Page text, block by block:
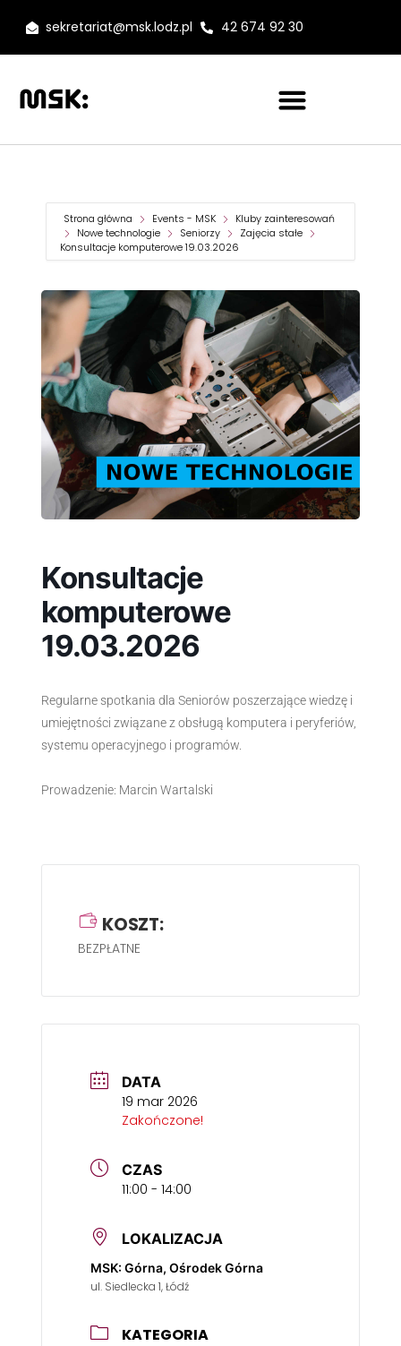
sekretariat@msk.lodz.pl 42 674 92 30
Strona główna Events - MSK
Kluby zainteresowań
Nowe technologie
Seniorzy
Zajęcia stałe
Konsultacje komputerowe 19.03.2026
Konsultacje
komputerowe
19.03.2026
Regularne spotkania dla Seniorów poszerzające wiedzę i
umiejętności związane z obsługą komputera i peryferiów,
systemu operacyjnego i programów.
Prowadzenie: Marcin Wartalski
KOSZT:
BEZPŁATNE
DATA
19 mar 2026
Zakończone!
CZAS
11:00 - 14:00
LOKALIZACJA
MSK: Górna, Ośrodek Górna
ul. Siedlecka 1, Łódź
KATEGORIA